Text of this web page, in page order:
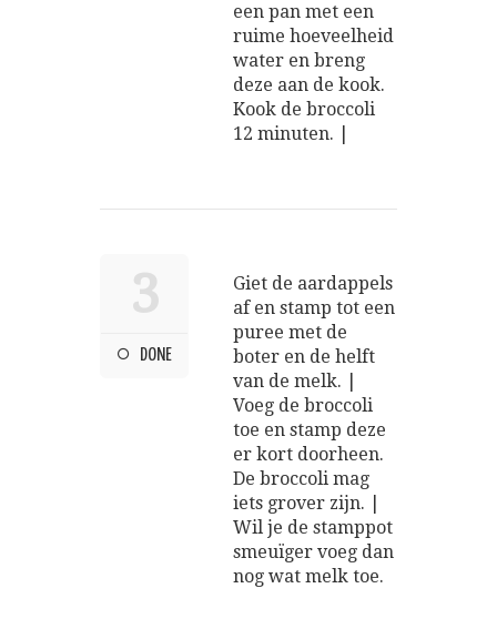
een pan met een
ruime hoeveelheid
water en breng
deze aan de kook.
Kook de broccoli
12 minuten. |
3
DONE
Giet de aardappels
af en stamp tot een
puree met de
boter en de helft
van de melk. |
Voeg de broccoli
toe en stamp deze
er kort doorheen.
De broccoli mag
iets grover zijn. |
Wil je de stamppot
smeuïger voeg dan
nog wat melk toe.